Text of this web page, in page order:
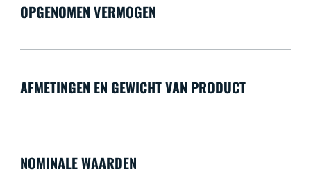
OPGENOMEN VERMOGEN
AFMETINGEN EN GEWICHT VAN PRODUCT
NOMINALE WAARDEN